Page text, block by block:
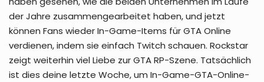
der Jahre zusammengearbeitet haben, und jetzt
können Fans wieder In-Game-Items für GTA Online
verdienen, indem sie einfach Twitch schauen. Rockstar
zeigt weiterhin viel Liebe zur GTA RP-Szene. Tatsächlich
ist dies deine letzte Woche, um In-Game-GTA-Online-